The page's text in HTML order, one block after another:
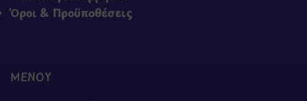
Όροι & Προϋποθέσεις
ΜΕΝΟΥ